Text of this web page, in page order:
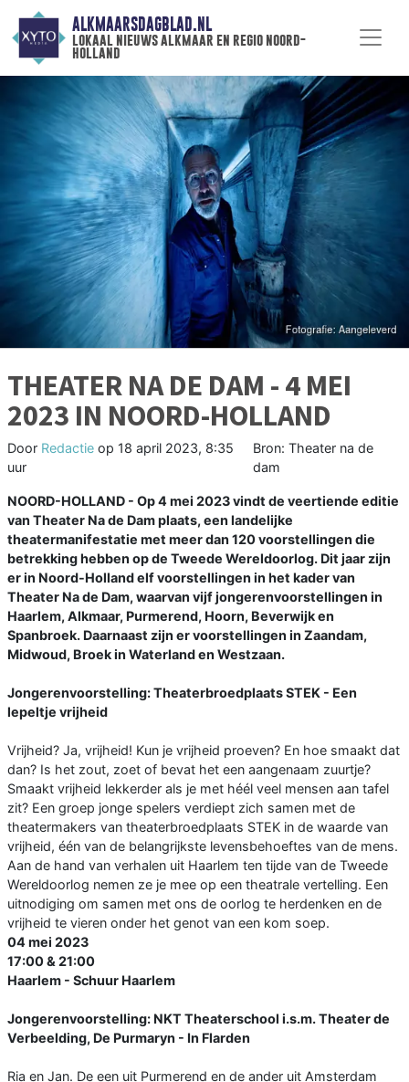
ALKMAARSDAGBLAD.NL
lokaal nieuws alkmaar en regio noord-
holland
THEATER NA DE DAM - 4 MEI
2023 IN NOORD-HOLLAND
Door Redactie op 18 april 2023, 8:35
uur
Bron: Theater na de
dam
NOORD-HOLLAND - Op 4 mei 2023 vindt de veertiende editie
van Theater Na de Dam plaats, een landelijke
theatermanifestatie met meer dan 120 voorstellingen die
betrekking hebben op de Tweede Wereldoorlog. Dit jaar zijn
er in Noord-Holland elf voorstellingen in het kader van
Theater Na de Dam, waarvan vijf jongerenvoorstellingen in
Haarlem, Alkmaar, Purmerend, Hoorn, Beverwijk en
Spanbroek. Daarnaast zijn er voorstellingen in Zaandam,
Midwoud, Broek in Waterland en Westzaan.
Jongerenvoorstelling: Theaterbroedplaats STEK - Een
lepeltje vrijheid
Vrijheid? Ja, vrijheid! Kun je vrijheid proeven? En hoe smaakt dat
dan? Is het zout, zoet of bevat het een aangenaam zuurtje?
Smaakt vrijheid lekkerder als je met héél veel mensen aan tafel
zit? Een groep jonge spelers verdiept zich samen met de
theatermakers van theaterbroedplaats STEK in de waarde van
vrijheid, één van de belangrijkste levensbehoeftes van de mens.
Aan de hand van verhalen uit Haarlem ten tijde van de Tweede
Wereldoorlog nemen ze je mee op een theatrale vertelling. Een
uitnodiging om samen met ons de oorlog te herdenken en de
vrijheid te vieren onder het genot van een kom soep.
04 mei 2023
17:00 & 21:00
Haarlem - Schuur Haarlem
Jongerenvoorstelling: NKT Theaterschool i.s.m. Theater de
Verbeelding, De Purmaryn - In Flarden
Ria en Jan. De een uit Purmerend en de ander uit Amsterdam